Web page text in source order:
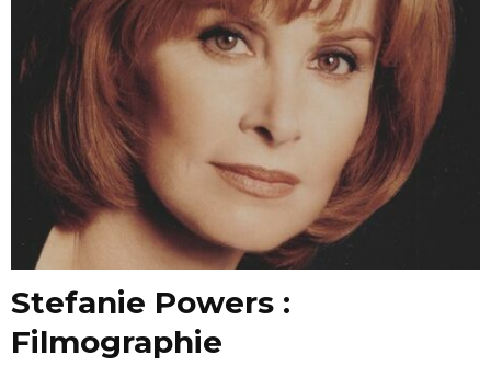
Stefanie Powers :
Filmographie